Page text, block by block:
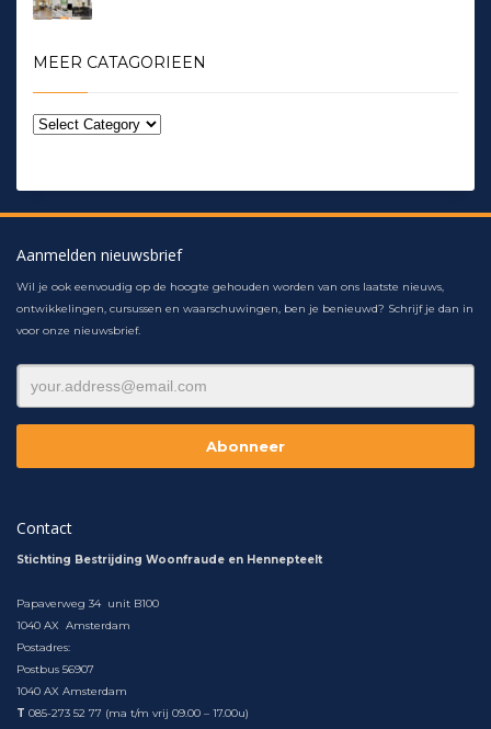
MEER CATAGORIEEN
Aanmelden nieuwsbrief
Wil je ook eenvoudig op de hoogte gehouden worden van ons laatste nieuws,
ontwikkelingen, cursussen en waarschuwingen, ben je benieuwd? Schrijf je dan in
voor onze nieuwsbrief.
Contact
Stichting Bestrijding Woonfraude en Hennepteelt
Papaverweg 34 unit B100
1040 AX Amsterdam
Postadres:
Postbus 56907
1040 AX Amsterdam
T 085-273 52 77 (ma t/m vrij 09.00 – 17.00u)